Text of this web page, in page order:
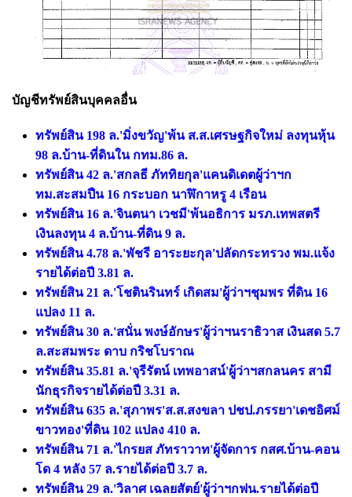
บัญชีทรัพย์สินบุคคลอื่น
ทรัพย์สิน 198 ล.'มิ่งขวัญ'พ้น ส.ส.เศรษฐกิจใหม่ ลงทุนหุ้น
98 ล.บ้าน-ที่ดินใน กทม.86 ล.
ทรัพย์สิน 42 ล.'สกลธี ภัททิยกุล'แคนดิเดตผู้ว่าฯก
ทม.สะสมปืน 16 กระบอก นาฬิกาหรู 4 เรือน
ทรัพย์สิน 16 ล.'จินตนา เวชมี'พ้นอธิการ มรภ.เทพสตรี
เงินลงทุน 4 ล.บ้าน-ที่ดิน 9 ล.
ทรัพย์สิน 4.78 ล.'พัชรี อาระยะกุล'ปลัดกระทรวง พม.แจ้ง
รายได้ต่อปี 3.81 ล.
ทรัพย์สิน 21 ล.'โชตินรินทร์ เกิดสม'ผู้ว่าฯชุมพร ที่ดิน 16
แปลง 11 ล.
ทรัพย์สิน 30 ล.'สนั่น พงษ์อักษร'ผู้ว่าฯนราธิวาส เงินสด 5.7
ล.สะสมพระ ดาบ กริชโบราณ
ทรัพย์สิน 35.81 ล.'จุรีรัตน์ เทพอาสน์'ผู้ว่าฯสกลนคร สามี
นักธุรกิจรายได้ต่อปี 3.31 ล.
ทรัพย์สิน 635 ล.'สุภาพร'ส.ส.สงขลา ปชป.ภรรยา'เดชอิศม์
ขาวทอง'ที่ดิน 102 แปลง 410 ล.
ทรัพย์สิน 71 ล.'ไกรยส ภัทราวาท'ผู้จัดการ กสศ.บ้าน-คอน
โด 4 หลัง 57 ล.รายได้ต่อปี 3.7 ล.
ทรัพย์สิน 29 ล.'วิลาศ เฉลยสัตย์'ผู้ว่าฯกฟน.รายได้ต่อปี